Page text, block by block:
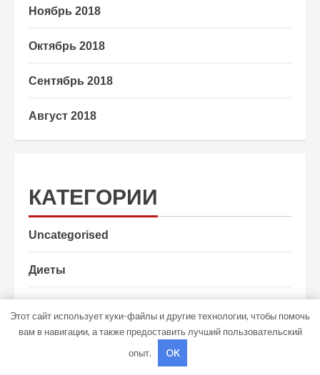
Ноябрь 2018
Октябрь 2018
Сентябрь 2018
Август 2018
КАТЕГОРИИ
Uncategorised
Диеты
Мода и красота
Этот сайт использует куки-файлы и другие технологии, чтобы помочь
вам в навигации, а также предоставить лучший пользовательский
опыт.
OK